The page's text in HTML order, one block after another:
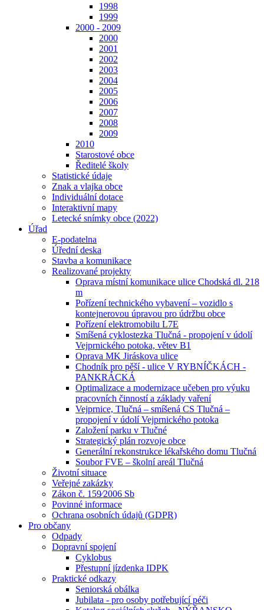
1998
1999
2000 - 2009
2000
2001
2002
2003
2004
2005
2006
2007
2008
2009
2010
Starostové obce
Ředitelé školy
Statistické údaje
Znak a vlajka obce
Individuální dotace
Interaktivní mapy
Letecké snímky obce (2022)
Úřad
E-podatelna
Úřední deska
Stavba a komunikace
Realizované projekty
Oprava místní komunikace ulice Chodská dl. 218
m
Pořízení technického vybavení – vozidlo s
kontejnerovou úpravou pro údržbu obce
Pořízení elektromobilu L7E
Smíšená cyklostezka Tlučná - propojení v údolí
Vejprnického potoka, větev B1
Oprava MK Jiráskova ulice
Chodník pro pěší - ulice V RYBNÍČKÁCH -
PANKRÁCKÁ
Optimalizace a modernizace učeben pro výuku
pracovních činností a základy vaření
Vejprnice, Tlučná – smíšená CS Tlučná –
propojení v údolí Vejprnického potoka
Založení parku v Tlučné
Strategický plán rozvoje obce
Generální rekonstrukce lékařského domu Tlučná
Soubor FVE – školní areál Tlučná
Životní situace
Veřejné zakázky
Zákon č. 159⁄2006 Sb
Povinné informace
Ochrana osobních údajů (GDPR)
Pro občany
Odpady
Dopravní spojení
Cyklobus
Přestupní jízdenka IDPK
Praktické odkazy
Seniorská obálka
Jubilata - pro osoby potřebující péči